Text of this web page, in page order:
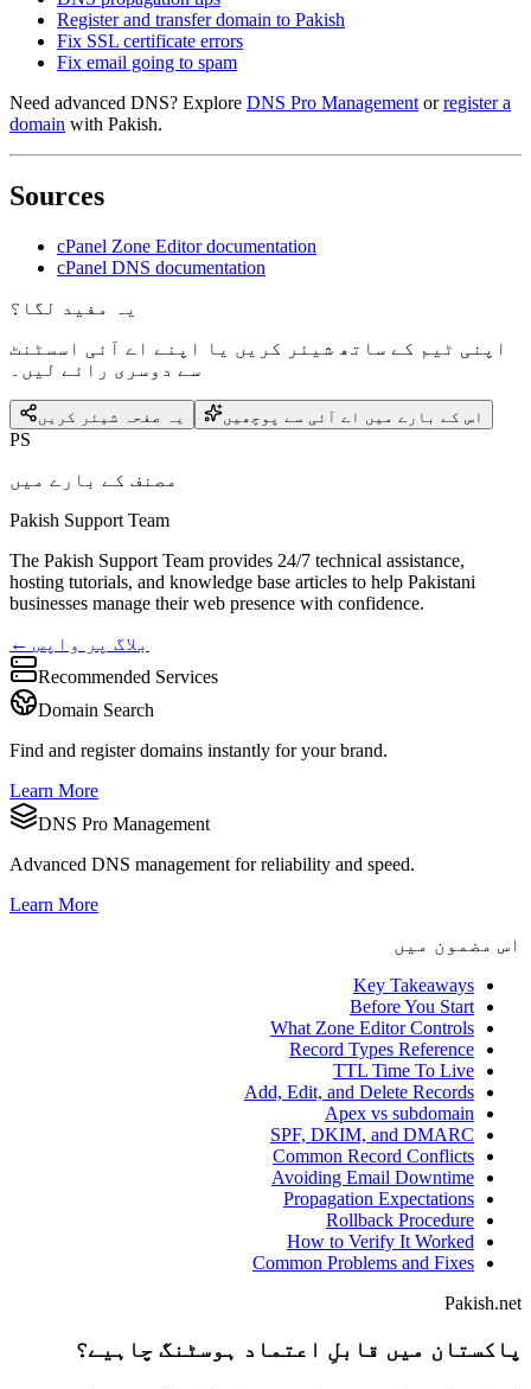
Register and transfer domain to Pakish
Fix SSL certificate errors
Fix email going to spam
Need advanced DNS? Explore DNS Pro Management orregister a
domain with Pakish.
Sources
cPanel Zone Editor documentation
cPanel DNS documentation
یہ مفید لگا؟
اپنی ٹیم کے ساتھ شیئر کریں یا اپنے اے آئی اسسٹنٹ
سے دوسری رائے لیں۔
یہ صفحہ شیئر کریں اس کے بارے میں اے آئی سے پوچھیں
PS
مصنف کے بارے میں
Pakish Support Team
The Pakish Support Team provides 24/7 technical assistance,
hosting tutorials, and knowledge base articles to help Pakistani
businesses manage their web presence with confidence.
← بلاگ پر واپس
Recommended Services
Domain Search
Find and register domains instantly for your brand.
Learn More
DNS Pro Management
Advanced DNS management for reliability and speed.
Learn More
اس مضمون میں
Key Takeaways
Before You Start
What Zone Editor Controls
Record Types Reference
TTL Time To Live
Add, Edit, and Delete Records
Apex vs subdomain
SPF, DKIM, and DMARC
Common Record Conflicts
Avoiding Email Downtime
Propagation Expectations
Rollback Procedure
How to Verify It Worked
Common Problems and Fixes
Pakish.net
پاکستان میں قابلِ اعتماد ہوسٹنگ چاہیے؟